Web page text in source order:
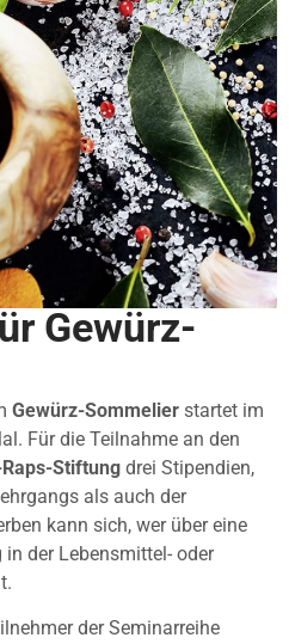
Gewürz-
Gewürz-Sommelier startet im
Für die Teilnahme an den
Stiftung drei Stipendien,
als auch der
kann sich, wer über eine
der Lebensmittel- oder
der Seminarreihe